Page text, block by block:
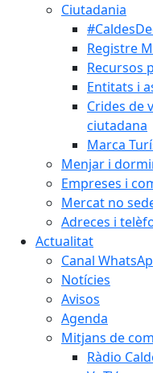
Ciutadania
Registre
Recursos
Entitats i
Crides de
ciutadana
Marca
Menjar i
Empreses i
Mercat no
Adreces i
Actualitat
Canal
Notícies
Avisos
Agenda
Mitjans de
Ràdio